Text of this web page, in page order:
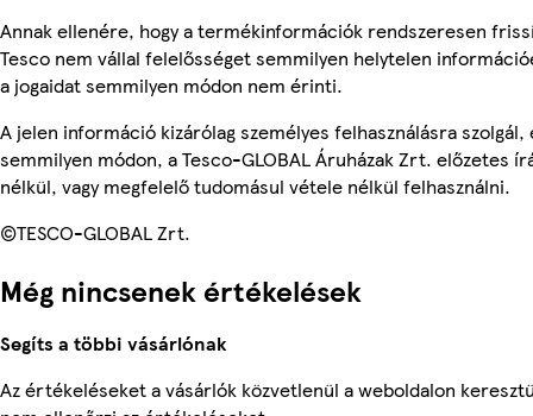
Annak ellenére, hogy a termékinformációk rendszeresen
Tesco nem vállal felelősséget semmilyen helytelen
a jogaidat semmilyen módon nem érinti.
A jelen információ kizárólag személyes felhasználásra
semmilyen módon, a Tesco-GLOBAL Áruházak Zrt. előzetes
nélkül, vagy megfelelő tudomásul vétele nélkül felhasználni.
©TESCO-GLOBAL Zrt.
Még nincsenek értékelések
Segíts a többi vásárlónak
Az értékeléseket a vásárlók közvetlenül a weboldalon